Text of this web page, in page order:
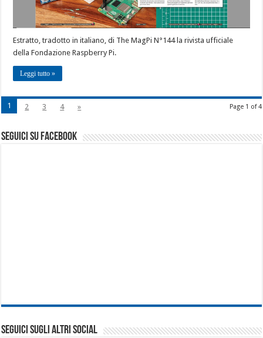
Estratto, tradotto in italiano, di The MagPi N°144 la rivista ufficiale
della Fondazione Raspberry Pi.
Leggi tutto »
Page 1 of 4
1 2 3 4 »
seguici su facebook
SEGUICI SUGLI ALTRI SOCIAL